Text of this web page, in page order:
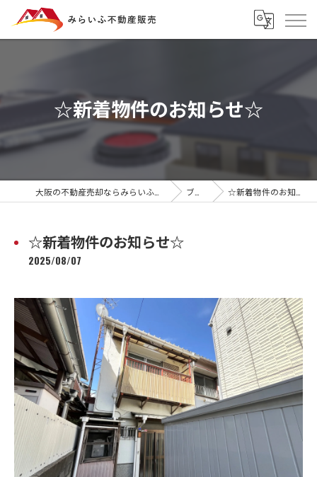
☆新着物件のお知らせ☆
ブログ ☆新着物件のお知らせ☆
☆新着物件のお知らせ☆
2025/08/07